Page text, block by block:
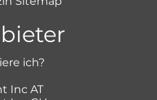
ich?
Inc AT